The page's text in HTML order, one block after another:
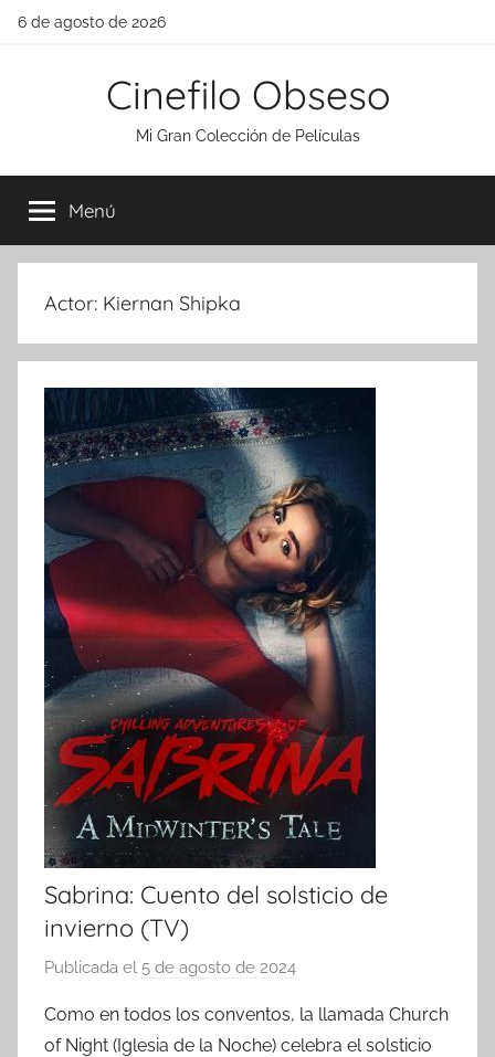
Saltar
6 de agosto de 2026
Cinefilo Obseso
Mi Gran Colección de Películas
Menú
Actor: Kiernan Shipka
Sabrina: Cuento del solsticio de
invierno (TV)
Publicada el 5 de agosto de 2024
r
Como en todos los conventos, la llamada Church
of Night (Iglesia de la Noche) celebra el solsticio